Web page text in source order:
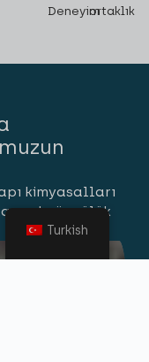
Deneyimortaklık
kimyasalları
öncülük
Turkish